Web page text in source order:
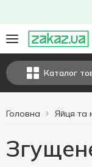
Каталог
Головна